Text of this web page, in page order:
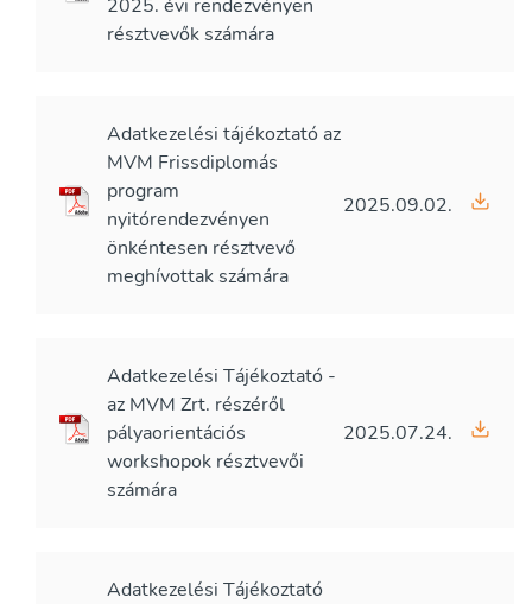
2025. évi rendezvényen
résztvevők számára
Adatkezelési tájékoztató az
MVM Frissdiplomás
program
nyitórendezvényen
önkéntesen résztvevő
meghívottak számára
2025.09.02.
Adatkezelési Tájékoztató -
az MVM Zrt. részéről
pályaorientációs
workshopok résztvevői
számára
2025.07.24.
Adatkezelési Tájékoztató